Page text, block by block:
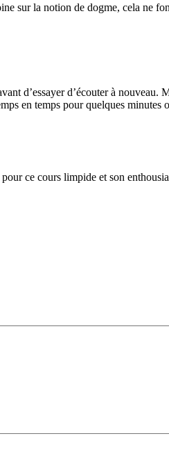
sur la notion de dogme, cela ne
d’essayer d’écouter à
en temps pour quelques
ce cours limpide et son